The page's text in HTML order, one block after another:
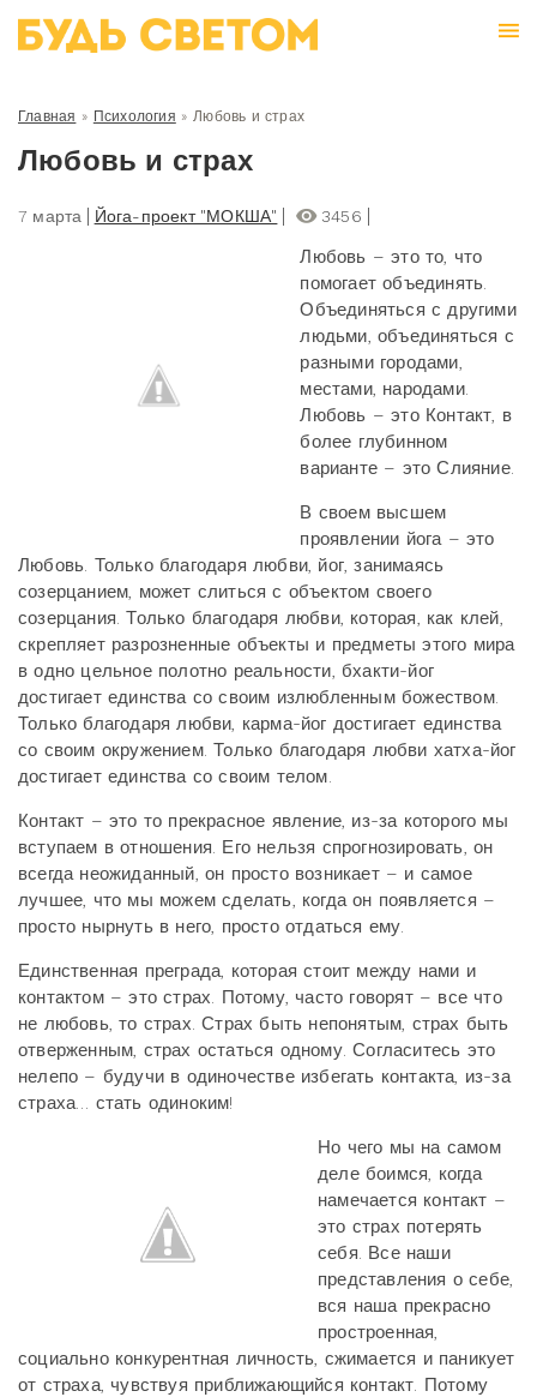
Главная » Психология » Любовь и страх
Любовь и страх
7 марта Йога-проект "МОКША" 3456
Любовь – это то, что
помогает объединять.
Объединяться с другими
людьми, объединяться с
разными городами,
местами, народами.
Любовь – это Контакт, в
более глубинном
варианте – это Слияние.
В своем высшем
проявлении йога – это
Любовь. Только благодаря любви, йог, занимаясь
созерцанием, может слиться с объектом своего
созерцания. Только благодаря любви, которая, как клей,
скрепляет разрозненные объекты и предметы этого мира
в одно цельное полотно реальности, бхакти-йог
достигает единства со своим излюбленным божеством.
Только благодаря любви, карма-йог достигает единства
со своим окружением. Только благодаря любви хатха-йог
достигает единства со своим телом.
Контакт – это то прекрасное явление, из-за которого мы
вступаем в отношения. Его нельзя спрогнозировать, он
всегда неожиданный, он просто возникает – и самое
лучшее, что мы можем сделать, когда он появляется –
просто нырнуть в него, просто отдаться ему.
Единственная преграда, которая стоит между нами и
контактом – это страх. Потому, часто говорят – все что
не любовь, то страх. Страх быть непонятым, страх быть
отверженным, страх остаться одному. Согласитесь это
нелепо – будучи в одиночестве избегать контакта, из-за
страха… стать одиноким!
Но чего мы на самом
деле боимся, когда
намечается контакт –
это страх потерять
себя. Все наши
представления о себе,
вся наша прекрасно
простроенная,
социально конкурентная личность, сжимается и паникует
от страха, чувствуя приближающийся контакт. Потому